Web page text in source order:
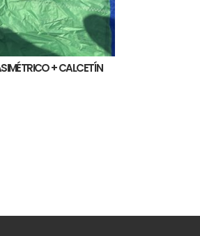
+ CALCETÍN